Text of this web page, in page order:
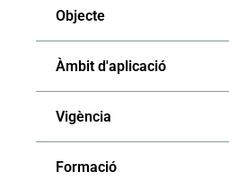
Objecte
Àmbit d'aplicació
Vigència
Formació